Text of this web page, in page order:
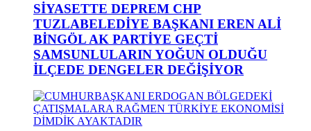
SİYASETTE DEPREM CHP
TUZLABELEDİYE BAŞKANI EREN ALİ
BİNGÖL AK PARTİYE GEÇTİ
SAMSUNLULARIN YOĞUN OLDUĞU
İLÇEDE DENGELER DEĞİŞİYOR